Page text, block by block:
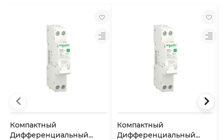
Компактный
Дифференциальный...
Компактный
Дифференциальный...